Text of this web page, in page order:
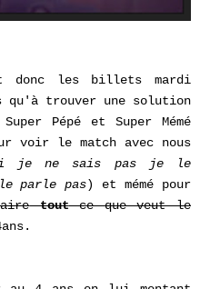
donc les billets mardi
trouver une solution
Pépé et Super Mémé
voir le match avec nous
je ne sais pas je le
parle pas) et mémé pour
toutce que veut le